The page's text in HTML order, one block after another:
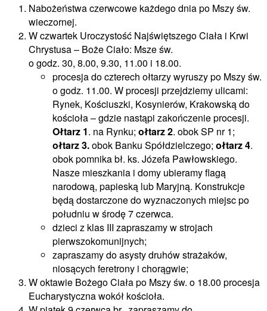
Nabożeństwa czerwcowe każdego dnia po Mszy św.
wieczornej.
W czwartek Uroczystość Najświętszego Ciała i Krwi
Chrystusa – Boże Ciało: Msze św.
o godz. 30, 8.00, 9.30, 11.00 i 18.00.
procesja do czterech ołtarzy wyruszy po Mszy św.
o godz. 11.00. W procesji przejdziemy ulicami:
Rynek, Kościuszki, Kosynierów, Krakowską do
kościoła – gdzie nastąpi zakończenie procesji.
Ołtarz 1. na Rynku; ołtarz 2. obok SP nr 1;
ołtarz 3.obok Banku Spółdzielczego; ołtarz 4.
obok pomnika bł. ks. Józefa Pawłowskiego.
Nasze mieszkania i domy ubieramy flagą
narodową, papieską lub Maryjną. Konstrukcje
będą dostarczone do wyznaczonych miejsc po
południu w środę 7 czerwca.
dzieci z klas III zapraszamy w strojach
pierwszokomunijnych;
zapraszamy do asysty druhów strażaków,
niosących feretrony i chorągwie;
W oktawie Bożego Ciała po Mszy św. o 18.00 procesja
Eucharystyczna wokół kościoła.